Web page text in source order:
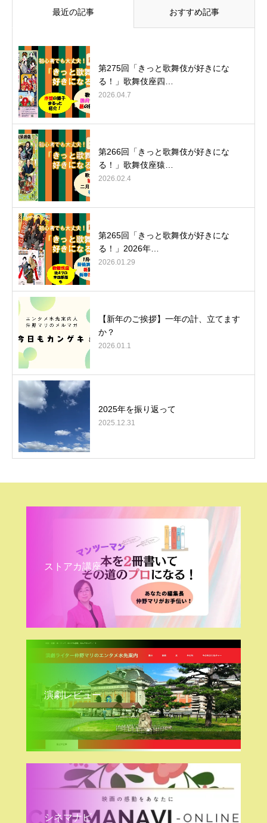
最近の記事 おすすめ記事
第275回「きっと歌舞伎が好きにな
る！」歌舞伎座四…
2026.04.7
第266回「きっと歌舞伎が好きにな
る！」歌舞伎座猿…
2026.02.4
第265回「きっと歌舞伎が好きにな
る！」2026年…
2026.01.29
【新年のご挨拶】一年の計、立てます
か？
2026.01.1
2025年を振り返って
2025.12.31
ストアカ講座
演劇レビュー
シネマナビ